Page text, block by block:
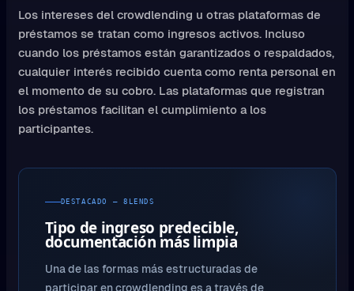
Los intereses del crowdlending u otras plataformas de
préstamos se tratan como ingresos activos. Incluso
cuando los préstamos están garantizados o respaldados,
cualquier interés recibido cuenta como renta personal en
el momento de su cobro. Las plataformas que registran
los préstamos facilitan el cumplimiento a los
participantes.
DESTACADO — 8LENDS
Tipo de ingreso predecible,
documentación más limpia
Una de las formas más estructuradas de
participar en crowdlending es a través de